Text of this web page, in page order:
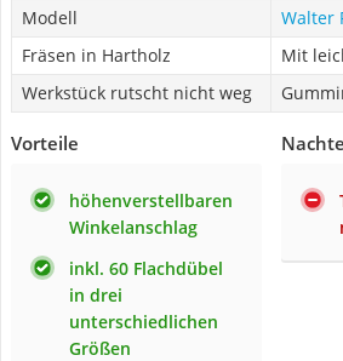
Modell
Walter
Fräsen in Hartholz
Mit
Werkstück rutscht nicht weg
Vorteile
höhenverstellbaren
Winkelanschlag
inkl. 60 Flachdübel
in drei
unterschiedlichen
Größen